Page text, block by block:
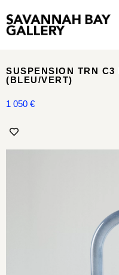
SUSPENSION TRN
(BLEU/VERT)
1 050 €